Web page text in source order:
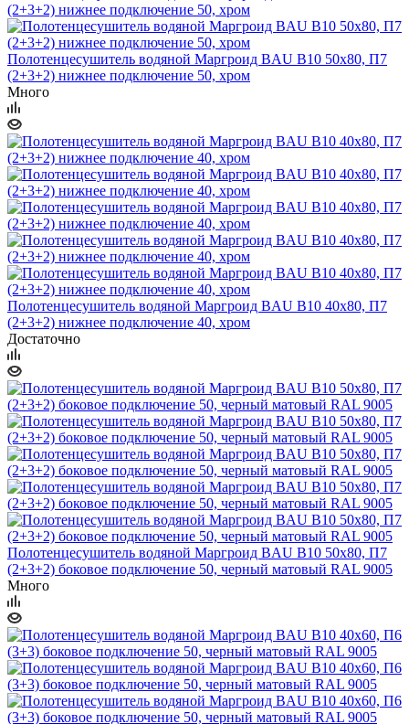
Полотенцесушитель водяной Маргроид BAU В10 50х80, П7
(2+3+2) нижнее подключение 50, хром
Много
Полотенцесушитель водяной Маргроид BAU В10 40х80, П7
(2+3+2) нижнее подключение 40, хром
Достаточно
Полотенцесушитель водяной Маргроид BAU В10 50х80, П7
(2+3+2) боковое подключение 50, черный матовый RAL 9005
Много